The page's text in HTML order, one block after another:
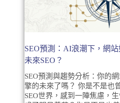
SEO預測：AI浪潮下，網
未來SEO？
SEO預測與趨勢分析：你的
擎的未來了嗎？ 你是不是也
SEO世界，感到一陣焦慮，